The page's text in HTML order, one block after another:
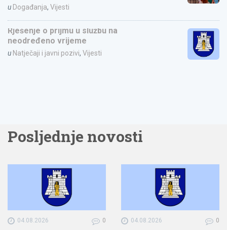
u Događanja, Vijesti
Rješenje o prijmu u službu na
neodređeno vrijeme
u Natječaji i javni pozivi, Vijesti
Posljednje novosti
04.08.2026 0 04.08.2026 0